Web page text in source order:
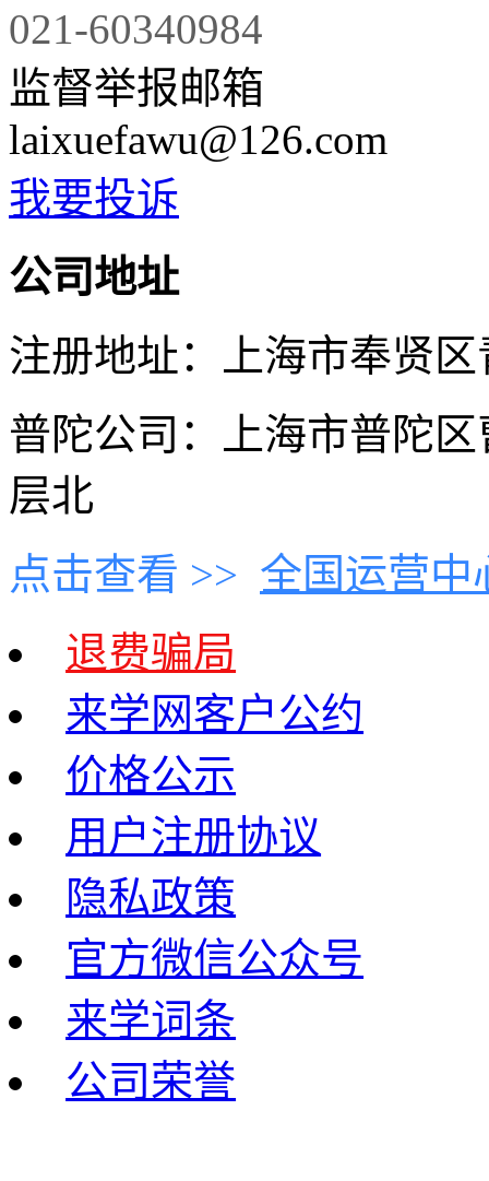
021-60340984
监督举报邮箱
laixuefawu@126.com
我要投诉
公司地址
注册地址：上海市奉贤
普陀公司：上海市普陀
层北
点击查看 >> 全国运营中
退费骗局
来学网客户公约
价格公示
用户注册协议
隐私政策
官方微信公众号
来学词条
公司荣誉